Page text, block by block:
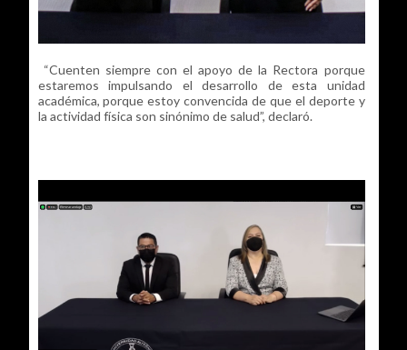
“Cuenten siempre con el apoyo de la Rectora porque
estaremos impulsando el desarrollo de esta unidad
académica, porque estoy convencida de que el deporte y
la actividad física son sinónimo de salud”, declaró.